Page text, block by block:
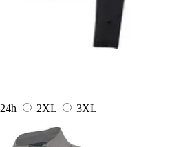
24h 2XL
3XL